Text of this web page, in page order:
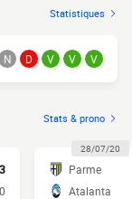
Statistiques
N D V V V
Stats & prono
3
0
28/07/20
Parme
Atalanta